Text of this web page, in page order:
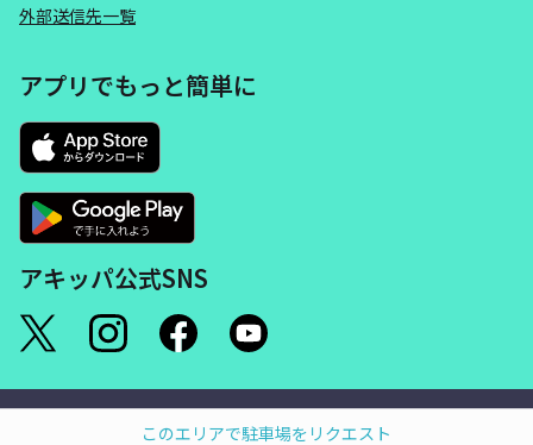
このエリアで駐車場をリクエスト
外部送信先一覧
アプリでもっと簡単に
アキッパ公式SNS
©akippa Inc. All Rights Reserved.